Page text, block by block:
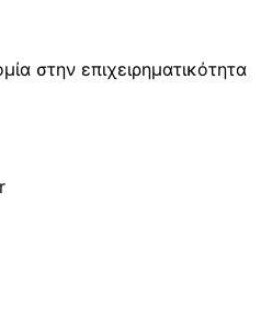
στην επιχειρηματικότητα